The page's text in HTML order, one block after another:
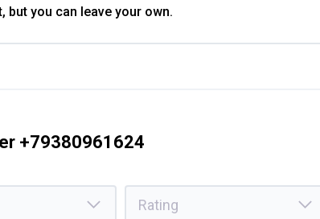
but you can leave your own.
+79380961624